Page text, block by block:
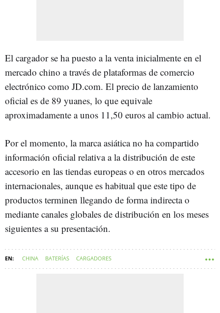
El cargador se ha puesto a la venta inicialmente en el
mercado chino a través de plataformas de comercio
electrónico como JD.com. El precio de lanzamiento
oficial es de 89 yuanes, lo que equivale
aproximadamente a unos 11,50 euros al cambio actual.
Por el momento, la marca asiática no ha compartido
información oficial relativa a la distribución de este
accesorio en las tiendas europeas o en otros mercados
internacionales, aunque es habitual que este tipo de
productos terminen llegando de forma indirecta o
mediante canales globales de distribución en los meses
siguientes a su presentación.
CHINA BATERÍAS CARGADORES